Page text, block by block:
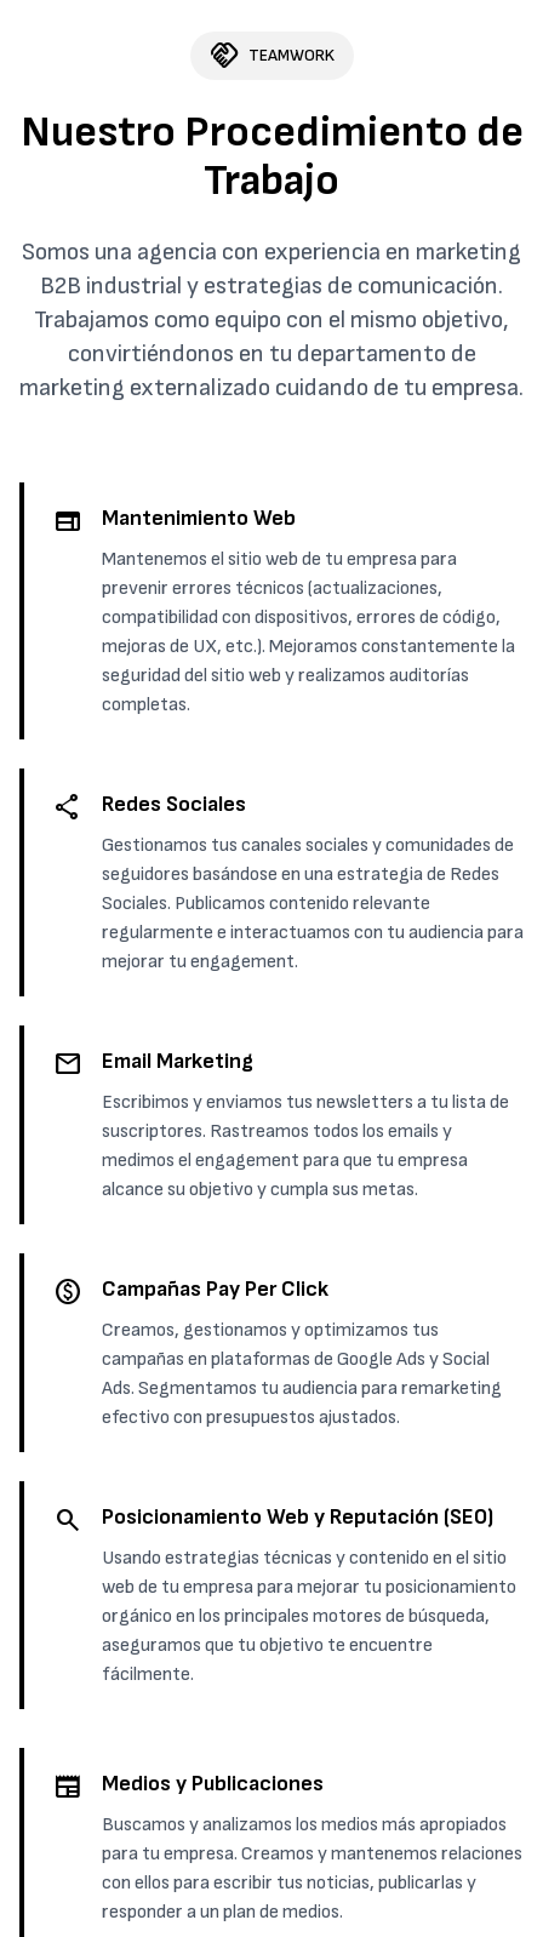
handshake TEAMWORK
Nuestro Procedimiento de
Trabajo
Somos una agencia con experiencia en marketing
B2B industrial y estrategias de comunicación.
Trabajamos como equipo con el mismo objetivo,
convirtiéndonos en tu departamento de
marketing externalizado cuidando de tu empresa.
web Mantenimiento Web
Mantenemos el sitio web de tu empresa para
prevenir errores técnicos (actualizaciones,
compatibilidad con dispositivos, errores de código,
mejoras de UX, etc.). Mejoramos constantemente la
seguridad del sitio web y realizamos auditorías
completas.
share Redes Sociales
Gestionamos tus canales sociales y comunidades de
seguidores basándose en una estrategia de Redes
Sociales. Publicamos contenido relevante
regularmente e interactuamos con tu audiencia para
mejorar tu engagement.
mail Email Marketing
Escribimos y enviamos tus newsletters a tu lista de
suscriptores. Rastreamos todos los emails y
medimos el engagement para que tu empresa
alcance su objetivo y cumpla sus metas.
paid Campañas Pay Per Click
Creamos, gestionamos y optimizamos tus
campañas en plataformas de Google Ads y Social
Ads. Segmentamos tu audiencia para remarketing
efectivo con presupuestos ajustados.
search Posicionamiento Web y Reputación (SEO)
Usando estrategias técnicas y contenido en el sitio
web de tu empresa para mejorar tu posicionamiento
orgánico en los principales motores de búsqueda,
aseguramos que tu objetivo te encuentre
fácilmente.
newspaper Medios y Publicaciones
Buscamos y analizamos los medios más apropiados
para tu empresa. Creamos y mantenemos relaciones
con ellos para escribir tus noticias, publicarlas y
responder a un plan de medios.